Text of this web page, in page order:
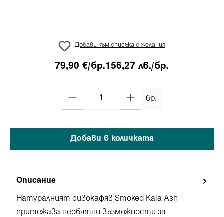
Добави към списъка с желания
79,90 €/бр.156,27 лв./бр.
бр.
Добави в количката
Описание
Натуралният сивокафяв Smoked Kala Ash
притежава необятни възможности за